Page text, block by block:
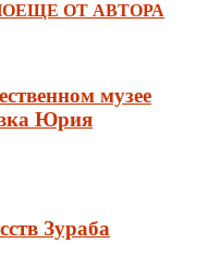
ЕЩЕ ОТ АВТОРА
музее
Юрия
Зураба